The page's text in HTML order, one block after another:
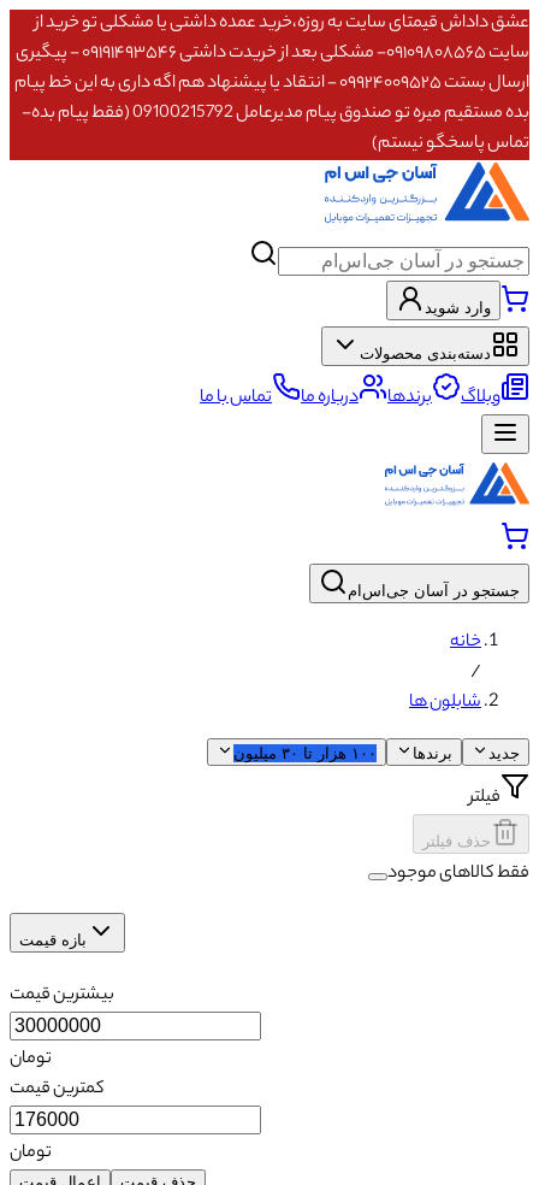
عشق داداش قیمتای سایت به روزه،خرید عمده داشتی یا مشکلی تو خرید از
سایت ۰۹۱۰۹۸۰۸۵۶۵- مشکلی بعد از خریدت داشتی ۰۹۱۹۱۴۹۳۵۴۶ - پیگیری
ارسال بستت ۰۹۹۲۴۰۰۹۵۲۵ - انتقاد یا پیشنهاد هم اگه داری به این خط پیام
بده مستقیم میره تو صندوق پیام مدیرعامل 09100215792 (فقط پیام بده-
تماس پاسخگو نیستم)
وارد شوید
دسته‌بندی محصولات
وبلاگ برندها درباره ما تماس با ما
جستجو در آسان جی‌اس‌ام
خانه
/
شابلون ها
جدید برندها ۱۰۰ هزار تا ۳۰ میلیون
فیلتر
حذف فیلتر
فقط کالاهای موجود
بازه قیمت
بیشترین قیمت
تومان
کمترین قیمت
تومان